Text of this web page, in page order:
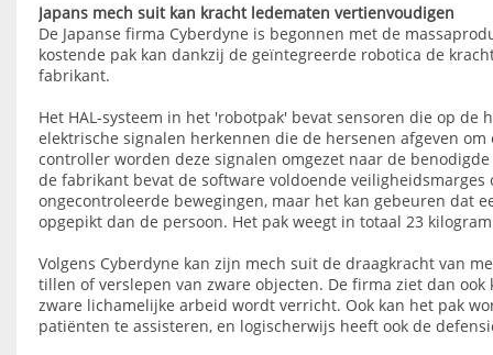
Japans mech suit kan kracht ledematen vertienvoudigen
De Japanse firma Cyberdyne is begonnen met de
kostende pak kan dankzij de geïntegreerde robotica de
fabrikant.
Het HAL-systeem in het 'robotpak' bevat sensoren die op
elektrische signalen herkennen die de hersenen afgeven
controller worden deze signalen omgezet naar de
de fabrikant bevat de software voldoende
ongecontroleerde bewegingen, maar het kan gebeuren dat
opgepikt dan de persoon. Het pak weegt in totaal 23
Volgens Cyberdyne kan zijn mech suit de draagkracht van
tillen of verslepen van zware objecten. De firma ziet dan
zware lichamelijke arbeid wordt verricht. Ook kan het pak
patiënten te assisteren, en logischerwijs heeft ook de